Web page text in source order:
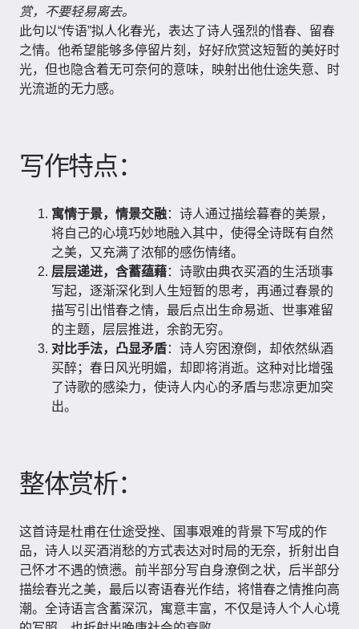
赏，不要轻易离去。
此句以“传语”拟人化春光，表达了诗人强烈的惜春、留春
之情。他希望能够多停留片刻，好好欣赏这短暂的美好时
光，但也隐含着无可奈何的意味，映射出他仕途失意、时
光流逝的无力感。
写作特点：
寓情于景，情景交融：诗人通过描绘暮春的美景，
将自己的心境巧妙地融入其中，使得全诗既有自然
之美，又充满了浓郁的感伤情绪。
层层递进，含蓄蕴藉：诗歌由典衣买酒的生活琐事
写起，逐渐深化到人生短暂的思考，再通过春景的
描写引出惜春之情，最后点出生命易逝、世事难留
的主题，层层推进，余韵无穷。
对比手法，凸显矛盾：诗人穷困潦倒，却依然纵酒
买醉；春日风光明媚，却即将消逝。这种对比增强
了诗歌的感染力，使诗人内心的矛盾与悲凉更加突
出。
整体赏析：
这首诗是杜甫在仕途受挫、国事艰难的背景下写成的作
品，诗人以买酒消愁的方式表达对时局的无奈，折射出自
己怀才不遇的愤懑。前半部分写自身潦倒之状，后半部分
描绘春光之美，最后以寄语春光作结，将惜春之情推向高
潮。全诗语言含蓄深沉，寓意丰富，不仅是诗人个人心境